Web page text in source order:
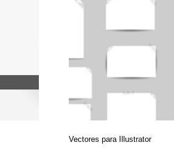
Vectores para Illustrator